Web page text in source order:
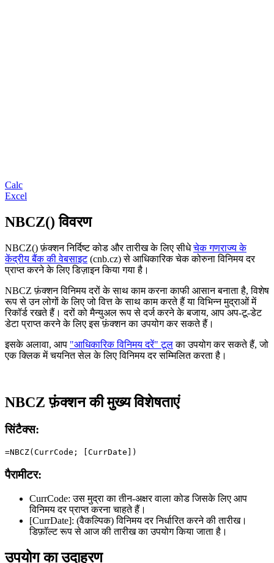
Calc
Excel
NBCZ() विवरण
NBCZ() फ़ंक्शन निर्दिष्ट कोड और तारीख के लिए सीधेचेक गणराज्य के
केंद्रीय बैंक की वेबसाइट(cnb.cz) से आधिकारिक चेक कोरुना विनिमय दर
प्राप्त करने के लिए डिज़ाइन किया गया है।
NBCZ फ़ंक्शन विनिमय दरों के साथ काम करना काफी आसान बनाता है, विशेष
रूप से उन लोगों के लिए जो वित्त के साथ काम करते हैं या विभिन्न मुद्राओं में
रिकॉर्ड रखते हैं। दरों को मैन्युअल रूप से दर्ज करने के बजाय, आप अप-टू-डेट
डेटा प्राप्त करने के लिए इस फ़ंक्शन का उपयोग कर सकते हैं।
इसके अलावा, आप "आधिकारिक विनिमय दरें" टूलका उपयोग कर सकते हैं, जो
एक क्लिक में चयनित सेल के लिए विनिमय दर सम्मिलित करता है।
NBCZ फ़ंक्शन की मुख्य विशेषताएं
सिंटैक्स:
=NBCZ(CurrCode; [CurrDate])
पैरामीटर:
CurrCode: उस मुद्रा का तीन-अक्षर वाला कोड जिसके लिए आप
विनिमय दर प्राप्त करना चाहते हैं।
[CurrDate]: (वैकल्पिक) विनिमय दर निर्धारित करने की तारीख।
डिफ़ॉल्ट रूप से आज की तारीख का उपयोग किया जाता है।
उपयोग का उदाहरण